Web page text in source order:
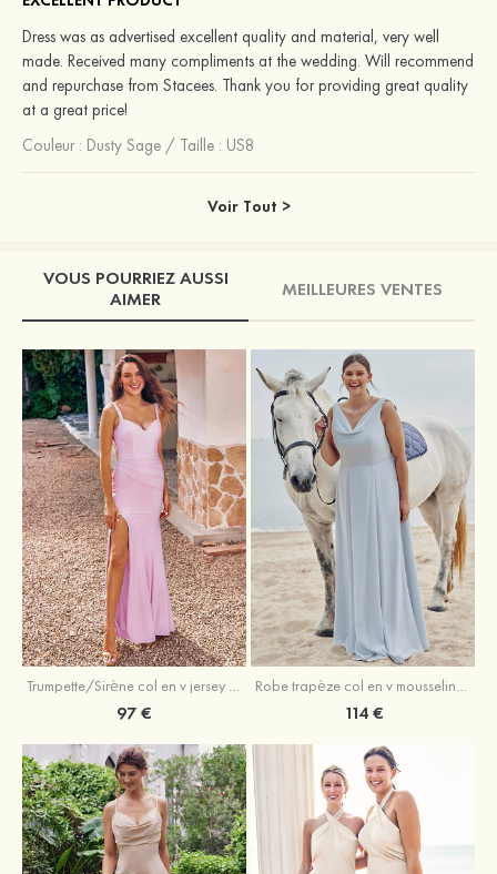
Dress was as advertised excellent quality and material, very well
made. Received many compliments at the wedding. Will recommend
and repurchase from Stacees. Thank you for providing great quality
at a great price!
Couleur : Dusty Sage / Taille : US8
Voir Tout >
VOUS POURRIEZ AUSSI
AIMER
MEILLEURES VENTES
Trumpette/Sirène col en v jersey ras du sol robe de demoiselle d'honneur
97 €
Robe trapèze col en v mousseline ras du sol robe de demoiselle d'honneur
114 €